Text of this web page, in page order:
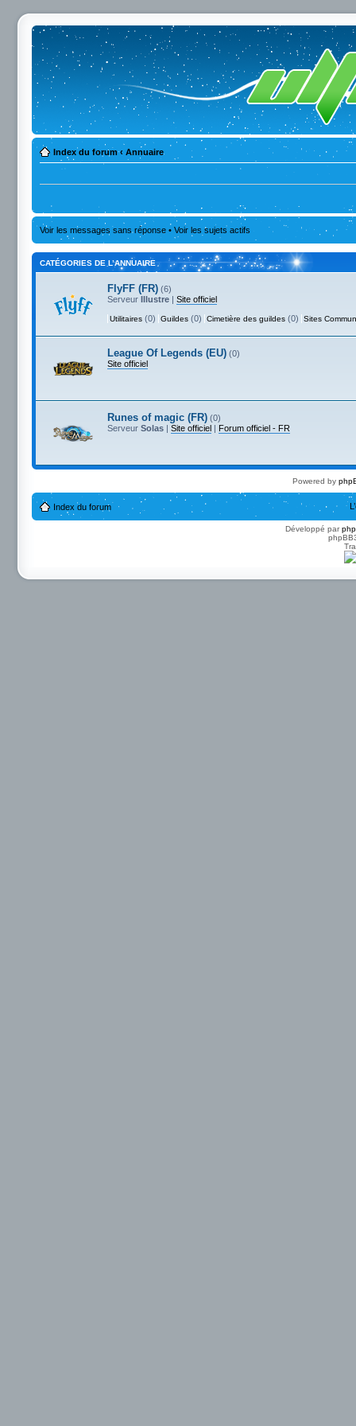
Index du forum ‹ Annuaire
Voir les messages sans réponse • Voir les sujets actifs
CATÉGORIES DE L’ANNUAIRE
FlyFF (FR) (6)
Serveur Illustre | Site officiel
Utilitaires (0) Guildes (0) Cimetière des guildes (0) Sites
League Of Legends (EU) (0)
Site officiel
Runes of magic (FR) (0)
Serveur Solas | Site officiel | Forum officiel - FR
Powered by
Index du forum
Développé par